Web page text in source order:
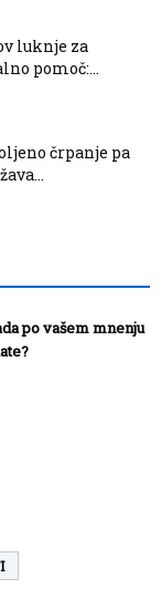
luknje za
pomoč:...
črpanje pa
po vašem mnenju